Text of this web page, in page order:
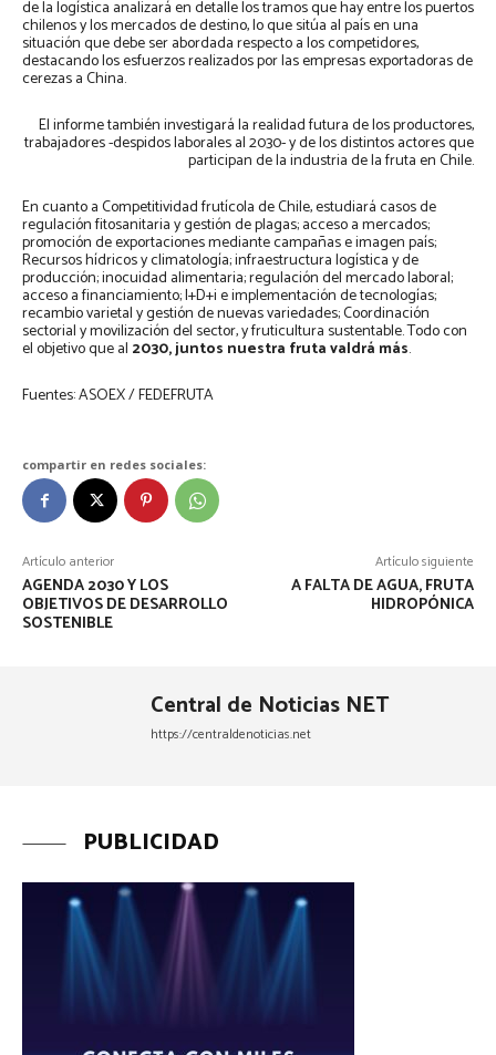
de la logística analizará en detalle los tramos que hay entre los puertos
chilenos y los mercados de destino, lo que sitúa al país en una
situación que debe ser abordada respecto a los competidores,
destacando los esfuerzos realizados por las empresas exportadoras de
cerezas a China.
El informe también investigará la realidad futura de los productores,
trabajadores -despidos laborales al 2030- y de los distintos actores que
participan de la industria de la fruta en Chile.
En cuanto a Competitividad frutícola de Chile, estudiará casos de
regulación fitosanitaria y gestión de plagas; acceso a mercados;
promoción de exportaciones mediante campañas e imagen país;
Recursos hídricos y climatología; infraestructura logística y de
producción; inocuidad alimentaria; regulación del mercado laboral;
acceso a financiamiento; I+D+i e implementación de tecnologías;
recambio varietal y gestión de nuevas variedades; Coordinación
sectorial y movilización del sector, y fruticultura sustentable. Todo con
el objetivo que al 2030, juntos nuestra fruta valdrá más.
Fuentes: ASOEX / FEDEFRUTA
compartir en redes sociales:
Artículo anterior
AGENDA 2030 Y LOS
OBJETIVOS DE DESARROLLO
SOSTENIBLE
Artículo siguiente
A FALTA DE AGUA, FRUTA
HIDROPÓNICA
Central de Noticias NET
https://centraldenoticias.net
PUBLICIDAD